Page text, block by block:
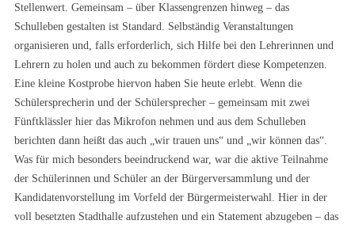
Stellenwert. Gemeinsam – über Klassengrenzen hinweg – das
Schulleben gestalten ist Standard. Selbständig Veranstaltungen
organisieren und, falls erforderlich, sich Hilfe bei den Lehrerinnen und
Lehrern zu holen und auch zu bekommen fördert diese Kompetenzen.
Eine kleine Kostprobe hiervon haben Sie heute erlebt. Wenn die
Schülersprecherin und der Schülersprecher – gemeinsam mit zwei
Fünftklässler hier das Mikrofon nehmen und aus dem Schulleben
berichten dann heißt das auch „wir trauen uns“ und „wir können das“.
Was für mich besonders beeindruckend war, war die aktive Teilnahme
der Schülerinnen und Schüler an der Bürgerversammlung und der
Kandidatenvorstellung im Vorfeld der Bürgermeisterwahl. Hier in der
voll besetzten Stadthalle aufzustehen und ein Statement abzugeben – das